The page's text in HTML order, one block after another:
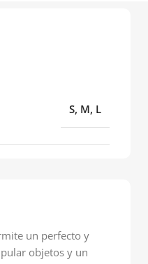
un perfecto y
objetos y un
S, M, L